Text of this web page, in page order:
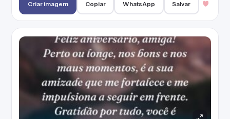
Criar imagem Copiar WhatsApp Salvar